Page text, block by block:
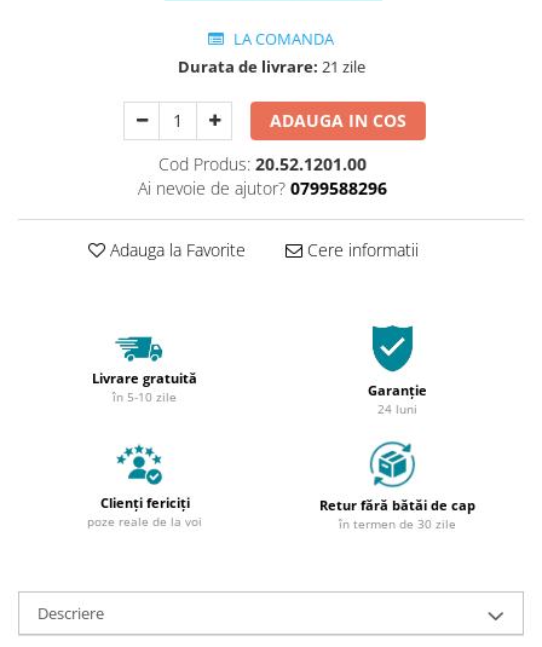
LA COMANDA
Durata de livrare: 21 zile
ADAUGA IN COS
Cod Produs: 20.52.1201.00
Ai nevoie de ajutor? 0799588296
Adauga la Favorite Cere informatii
Livrare gratuită
în 5-10 zile Garanție
24 luni
Clienți fericiți
poze reale de la voi
Retur fără bătăi de cap
în termen de 30 zile
Descriere